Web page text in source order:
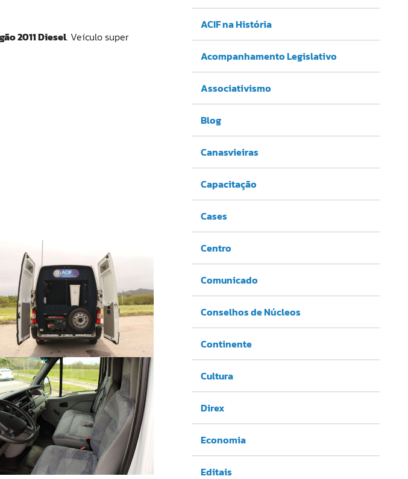
2011 Diesel. Veículo super
ACIF na História
Acompanhamento Legislativo
Associativismo
Blog
Canasvieiras
Capacitação
Cases
Centro
Comunicado
Conselhos de Núcleos
Continente
Cultura
Direx
Economia
Editais